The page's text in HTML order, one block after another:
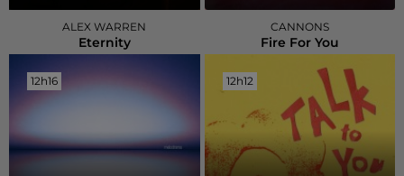
ALEX WARREN
Eternity
CANNONS
Fire For You
12h16
12h16 12h12
12h12